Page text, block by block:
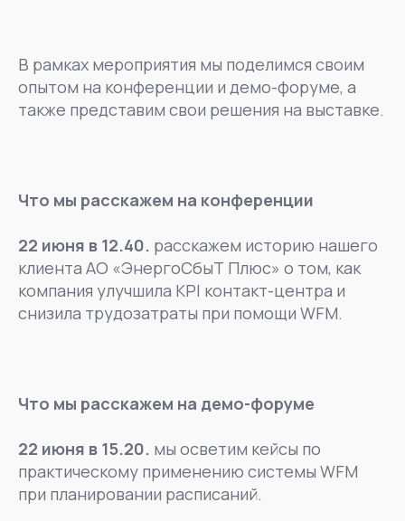
В рамках мероприятия мы поделимся своим
опытом на конференции и демо-форуме, а
также представим свои решения на выставке.
Что мы расскажем на конференции
22 июня в 12.40. расскажем историю нашего
клиента АО «ЭнергоСбыТ Плюс» о том, как
компания улучшила KPI контакт-центра и
снизила трудозатраты при помощи WFM.
Что мы расскажем на демо-форуме
22 июня в 15.20. мы осветим кейсы по
практическому применению системы WFM
при планировании расписаний.